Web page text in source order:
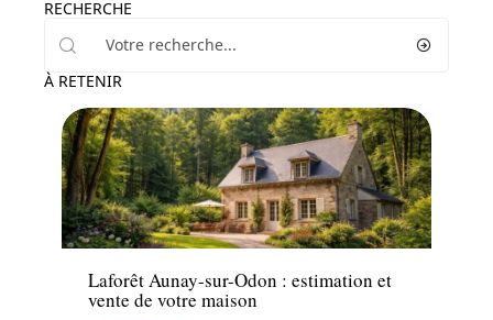
RECHERCHE
À RETENIR
Immo
Laforêt Aunay-sur-Odon : estimation et
vente de votre maison